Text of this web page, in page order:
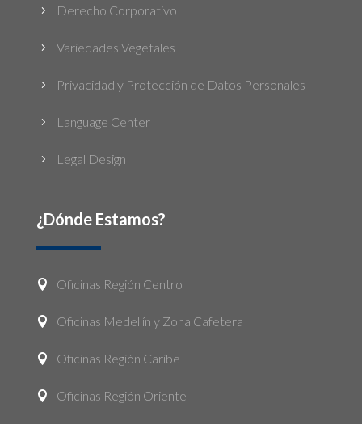
5 Derecho Corporativo
5 Variedades Vegetales
5 Privacidad y Protección de Datos Personales
5 Language Center
5 Legal Design
¿Dónde Estamos?
 Oficinas Región Centro
 Oficinas Medellín y Zona Cafetera
 Oficinas Región Caribe
 Oficinas Región Oriente